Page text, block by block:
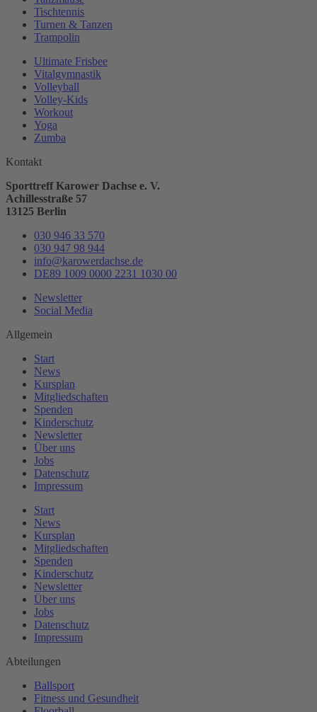
Tischtennis
Turnen & Tanzen
Trampolin
Ultimate Frisbee
Vitalgymnastik
Volleyball
Volley-Kids
Workout
Yoga
Zumba
Kontakt
Sporttreff Karower Dachse e. V.
Achillesstraße 57
13125 Berlin
030 946 33 570
030 947 98 944
info@karowerdachse.de
DE89 1009 0000 2231 1030 00
Newsletter
Social Media
Allgemein
Start
News
Kursplan
Mitgliedschaften
Spenden
Kinderschutz
Newsletter
Über uns
Jobs
Datenschutz
Impressum
Start
News
Kursplan
Mitgliedschaften
Spenden
Kinderschutz
Newsletter
Über uns
Jobs
Datenschutz
Impressum
Abteilungen
Ballsport
Fitness und Gesundheit